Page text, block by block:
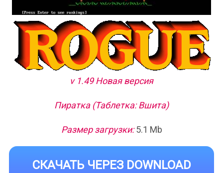
v 1.49 Новая версия
Пиратка (Таблетка: Вшита)
Размер загрузки:5.1 Mb
СКАЧАТЬ ЧЕРЕЗ DOWNLOAD